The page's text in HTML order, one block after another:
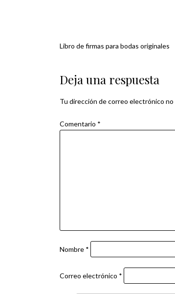
Navegación
de
entradas
Libro de firmas para bodas originales
Deja una respuesta
Tu dirección de correo electrónico no
Comentario *
Nombre *
Correo electrónico *